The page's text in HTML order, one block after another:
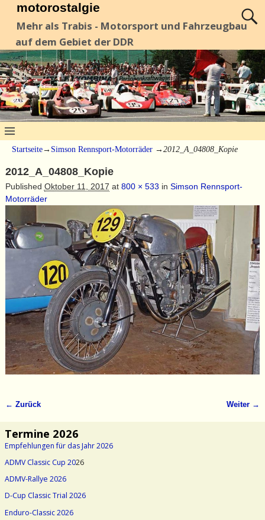
motorostalgie
Mehr als Trabis - Motorsport und Fahrzeugbau
auf dem Gebiet der DDR
Startseite→ Simson Rennsport-Motorräder → 2012_A_04808_Kopie
2012_A_04808_Kopie
Published Oktober 11, 2017 at 800 × 533 in Simson Rennsport-
Motorräder
← Zurück Weiter →
Termine 2026
Empfehlungen für das Jahr 2026
ADMV Classic Cup 2026
ADMV-Rallye 2026
D-Cup Classic Trial 2026
Enduro-Classic 2026